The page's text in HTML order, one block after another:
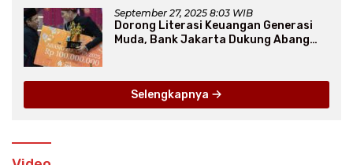
September 27, 2025 8:03 WIB
Dorong Literasi Keuangan Generasi
Muda, Bank Jakarta Dukung Abang
Selengkapnya